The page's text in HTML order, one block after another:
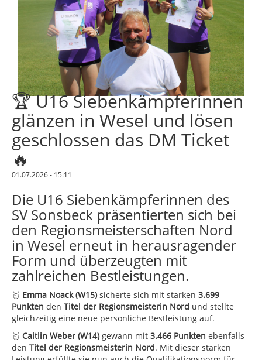
🏆 U16 Siebenkämpferinnen
glänzen in Wesel und lösen
geschlossen das DM Ticket
🔥
01.07.2026 - 15:11
Die U16 Siebenkämpferinnen des
SV Sonsbeck präsentierten sich bei
den Regionsmeisterschaften Nord
in Wesel erneut in herausragender
Form und überzeugten mit
zahlreichen Bestleistungen.
🥇 Emma Noack (W15)sicherte sich mit starken 3.699
Punkten den Titel der Regionsmeisterin Nord und stellte
gleichzeitig eine neue persönliche Bestleistung auf.
🥇 Caitlin Weber (W14)gewann mit 3.466 Punkten ebenfalls
den Titel der Regionsmeisterin Nord. Mit dieser starken